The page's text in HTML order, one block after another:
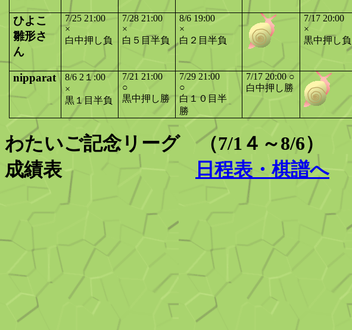
ひよこ
雛形さ
ん
7/25 21:00
×
白中押し負
7/28 21:00
×
白５目半負
8/6 19:00
×
白２目半負
7/17 20:00
×
黒中押し負
nipparat
8/6 2１:00
×
黒１目半負
7/21 21:00
○
黒中押し勝
7/29 21:00
○
白１０目半
勝
7/17 20:00 ○
白中押し勝
わたいご記念リーグ （7/1４～8/6）
成績表
日程表・棋譜へ